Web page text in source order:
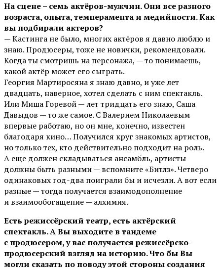
На сцене – семь актёров-мужчин. Они все разного
возраста, опыта, темперамента и медийности. Как
вы подбирали актеров?
— Кастинга не было, многих актёров я давно люблю и
знаю. Продюсеры, тоже не новички, рекомендовали.
Когда ты смотришь на персонажа, — то понимаешь,
какой актёр может его сыграть.
Георгия Мартиросяна я знаю давно, и уже лет
двадцать, наверное, хотел сделать с ним спектакль.
Или Миша Горевой — лет тридцать его знаю, Саша
Давыдов — то же самое. С Валерием Николаевым
впервые работаю, но он мне, конечно, известен
благодаря кино… Получился круг знакомых артистов,
но только тех, кто действительно подходит на роль.
А еще должен складываться ансамбль, артисты
должны быть разными — вспомните «Битлз». Четверо
одинаковых год-два поиграли бы и исчезли. А вот если
разные — тогда получается взаимодополнение
и взаимообогащение — алхимия.
Есть режиссёрский театр, есть актёрский
спектакль. А Вы выходите в тандеме
с продюсером, у вас получается режиссёрско-
продюсерский взгляд на историю. Что бы Вы
могли сказать по поводу этой стороны создания